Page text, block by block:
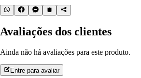
Avaliações dos clientes
Ainda não há avaliações para este produto.
Entre para avaliar